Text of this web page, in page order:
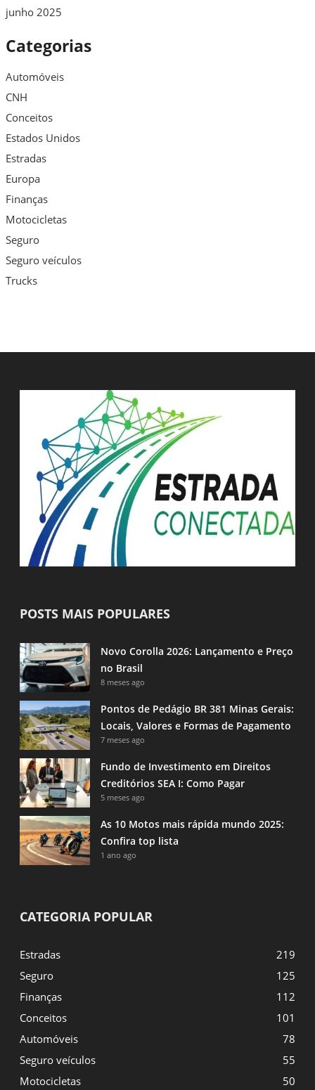
junho 2025
Categorias
Automóveis
CNH
Conceitos
Estados Unidos
Estradas
Europa
Finanças
Motocicletas
Seguro
Seguro veículos
Trucks
POSTS MAIS POPULARES
Novo Corolla 2026: Lançamento e Preço
no Brasil
8 meses ago
Pontos de Pedágio BR 381 Minas Gerais:
Locais, Valores e Formas de Pagamento
7 meses ago
Fundo de Investimento em Direitos
Creditórios SEA I: Como Pagar
5 meses ago
As 10 Motos mais rápida mundo 2025:
Confira top lista
1 ano ago
CATEGORIA POPULAR
Estradas
219
Seguro
125
Finanças
112
Conceitos
101
Automóveis
78
Seguro veículos
55
Motocicletas
50